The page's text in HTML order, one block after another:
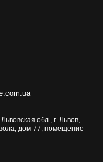
обл., г. Львов,
дом 77, помещение